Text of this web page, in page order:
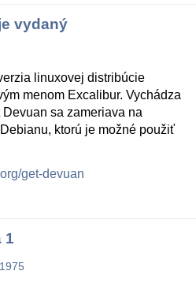
vydaný
linuxovej distribúcie
menom Excalibur. Vychádza
sa zameriava na
ktorú je možné použiť
get-devuan
1